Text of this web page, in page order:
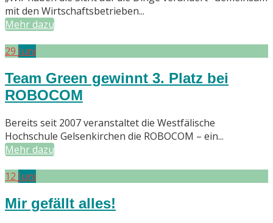
mit den Wirtschaftsbetrieben...
Mehr dazu
29 Juni
Team Green gewinnt 3. Platz bei
ROBOCOM
Bereits seit 2007 veranstaltet die Westfälische
Hochschule Gelsenkirchen die ROBOCOM – ein...
Mehr dazu
12 Juni
Mir gefällt alles!